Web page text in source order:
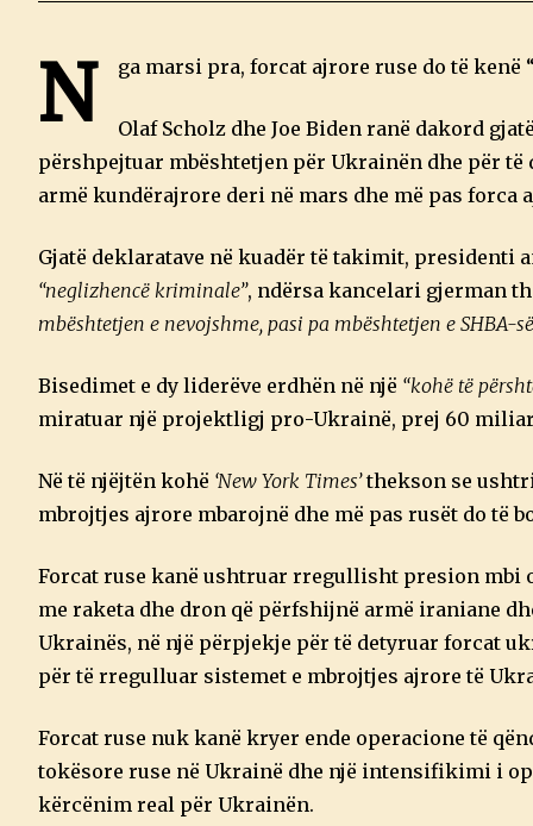
N ga marsi pra, forcat ajrore ruse do të kenë
Olaf Scholz dhe Joe Biden ranë dakord
përshpejtuar mbështetjen për Ukrainën dhe për
armë kundërajrore deri në mars dhe më pas forca
Gjatë deklaratave në kuadër të takimit,
“neglizhencë kriminale”, ndërsa kancelari gjerman
mbështetjen e nevojshme, pasi pa mbështetjen e SHBA-
Bisedimet e dy liderëve erdhën në një “kohë të
miratuar një projektligj pro-Ukrainë, prej 60
Në të njëjtën kohë ‘New York Times’thekson se
mbrojtjes ajrore mbarojnë dhe më pas rusët do të
Forcat ruse kanë ushtruar rregullisht presion mbi
me raketa dhe dron që përfshijnë armë iraniane
Ukrainës, në një përpjekje për të detyruar forcat
për të rregulluar sistemet e mbrojtjes ajrore të
Forcat ruse nuk kanë kryer ende operacione të
tokësore ruse në Ukrainë dhe një intensifikimi i
kërcënim real për Ukrainën.